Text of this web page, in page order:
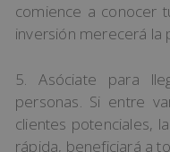
comience a conocer
inversión merecerá la
5. Asóciate para
personas. Si entre
clientes potenciales,
rápida, beneficiará a